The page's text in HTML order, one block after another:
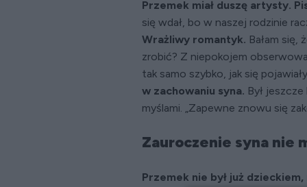
Przemek miał duszę artysty.
się wdał, bo w naszej rodzinie
Wrażliwy romantyk. Bałam się,
zrobić? Z niepokojem
tak samo szybko, jak się
w zachowaniu syna. Był
myślami. „Zapewne znowu się
Zauroczenie syna nie
Przemek nie był już